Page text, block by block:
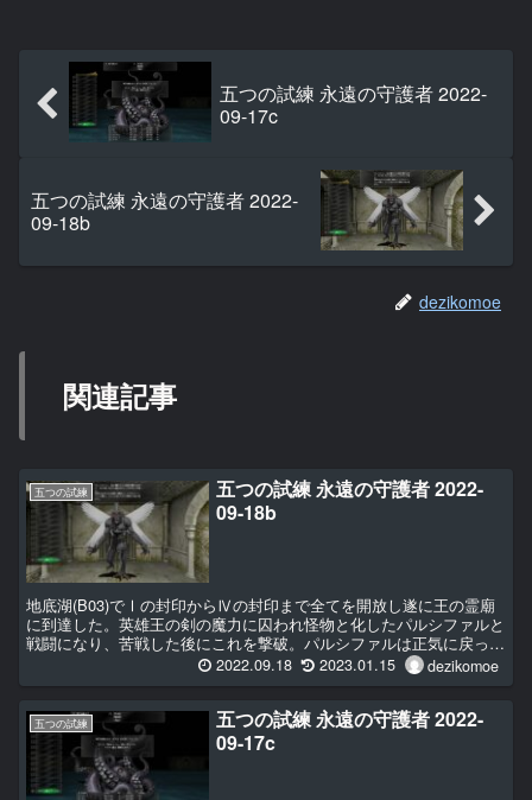
五つの試練 永遠の守護者 2022-
09-17c
五つの試練 永遠の守護者 2022-
09-18b
dezikomoe
関連記事
五つの試練
五つの試練 永遠の守護者 2022-
09-18b
地底湖(B03)でⅠの封印からⅣの封印まで全てを開放し遂に王の霊廟
に到達した。英雄王の剣の魔力に囚われ怪物と化したパルシファルと
戦闘になり、苦戦した後にこれを撃破。パルシファルは正気に戻っ
た。英雄王の剣を抜く事でようやくパルシファルは開放されたのだっ
2022.09.18 2023.01.15 dezikomoe
五つの試練
五つの試練 永遠の守護者 2022-
09-17c